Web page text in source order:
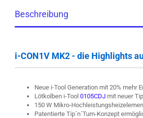
Beschreibung
i-CON1V MK2 - die Highlights
Neue i-Tool Generation mit 20% mehr
Lötkolben i-Tool 0105CDJ mit neuer
150 W Mikro-
Patentierte Tip´n´Turn-Konzept